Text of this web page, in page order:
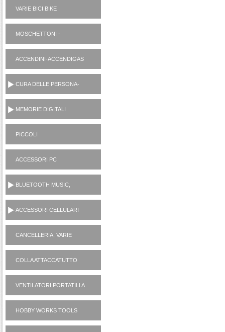
VARIE BICI BIKE
MOSCHETTONI -
PORTACHIAVI
ACCENDINI-ACCENDIGAS
CUCINA-RICARICA GAS
CURA DELLE PERSONA-
MANICURE-LAMETTE
MEMORIE DIGITALI
PICCOLI
ELETTRODOMESTICI
ACCESSORI PC
BLUETOOTH MUSIC,
CASSE, CUFFIE,
ACCESSORI CELLULARI
SMARTPHONES
CANCELLERIA, VARIE
CASALINGHI
COLLA ATTACCATUTTO
ATTAK
VENTILATORI PORTATILI A
PILE
HOBBY WORKS TOOLS
UTENSILI CASA